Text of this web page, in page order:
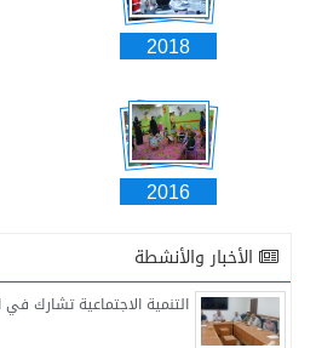
2018
2016
الأخبار والأنشطة
التنمية الاجتماعية تشارك في